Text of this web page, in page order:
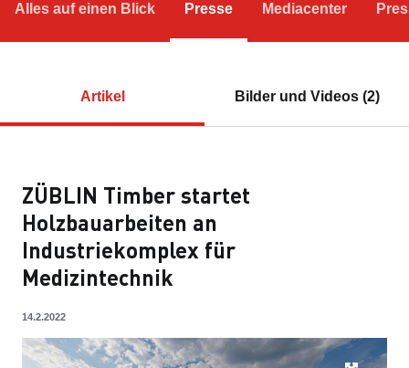
Alles auf einen Blick Presse Mediacenter
Artikel Bilder und Videos (2)
ZÜBLIN Timber startet
Holzbauarbeiten an
Industriekomplex für
Medizintechnik
14.2.2022